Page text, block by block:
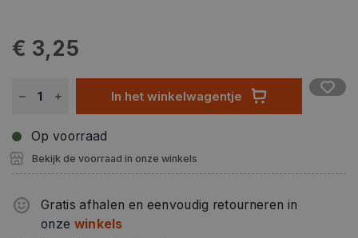
€ 3,25
In het winkelwagentje
Op voorraad
Bekijk de voorraad in onze winkels
Gratis afhalen en eenvoudig retourneren in
onze winkels